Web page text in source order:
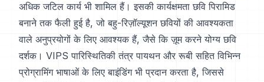
अधिक जटिल कार्य भी शामिल हैं। इसकी कार्यक्षमता छवि पिरामिड
बनाने तक फैली हुई है, जो बहु-रिज़ॉल्यूशन छवियों की आवश्यकता
वाले अनुप्रयोगों के लिए आवश्यक हैं, जैसे कि ज़ूम करने योग्य छवि
दर्शक। VIPS पारिस्थितिकी तंत्र पायथन और रूबी सहित विभिन्न
प्रोग्रामिंग भाषाओं के लिए बाइंडिंग भी प्रदान करता है, जिससे